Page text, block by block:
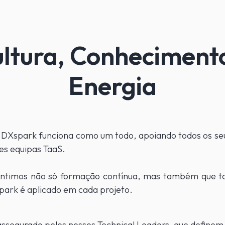
Energia
funciona como um todo, apoiando todos os
equipas TaaS.
não só formação contínua, mas também que
é aplicado em cada projeto.